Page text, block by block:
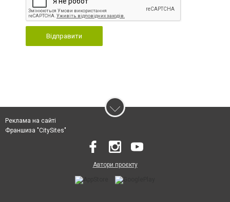
Відправити
Реклама на сайті
Франшиза "CitySites"
Автори проєкту